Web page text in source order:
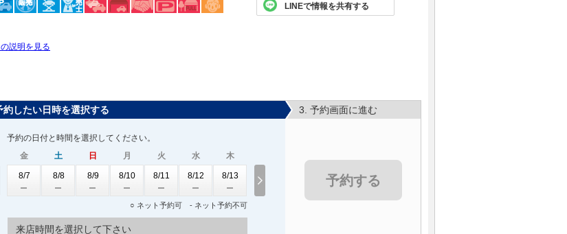
説明を見る
LINEで情報を共有する
約したい日時を選択する
予約の日付と時間を選択してください。
金
8/7
土
8/8
日
8/9
月
8/10
火
8/11
水
8/12
木
8/13
○ ネット予約可 - ネット予約不可
来店時間を選択して下さい
3. 予約画面に進む
予約する